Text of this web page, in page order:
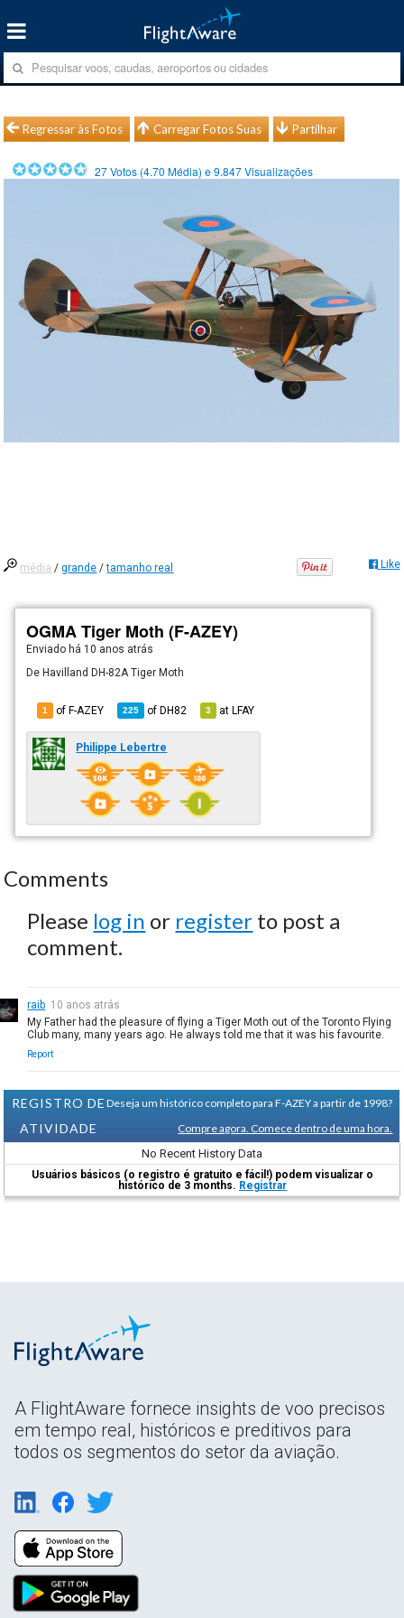
Regressar às Fotos Carregar Fotos Suas Partilhar
27Votos (4.70 Média) e9.847Visualizações
média /grande /tamanho real Like
OGMA Tiger Moth (F-AZEY)
Enviado há 10 anos atrás
De Havilland DH-82A Tiger Moth
1 of F-AZEY 225 ofDH82 3 atLFAY
Philippe Lebertre
Comments
Please log in or register to post a
comment.
raib 10 anos atrás
My Father had the pleasure of flying a Tiger Moth out of the Toronto Flying
Club many, many years ago. He always told me that it was his favourite.
Report
REGISTRO DE
ATIVIDADE
Deseja um histórico completo para F-AZEY a partir de 1998?
Compre agora. Comece dentro de uma hora.
No Recent History Data
Usuários básicos (o registro é gratuito e fácil!) podem visualizar o
histórico de 3 months. Registrar
A FlightAware fornece insights de voo precisos
em tempo real, históricos e preditivos para
todos os segmentos do setor da aviação.